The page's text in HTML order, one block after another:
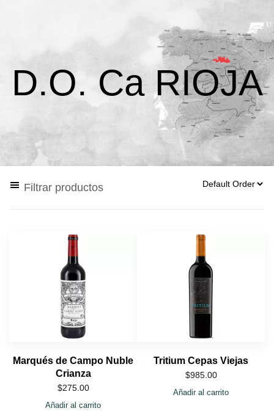
D.O. Ca RIOJA
Filtrar productos
Marqués de Campo Nuble
Crianza
$275.00
Añadir al carrito
Tritium Cepas Viejas
$985.00
Añadir al carrito